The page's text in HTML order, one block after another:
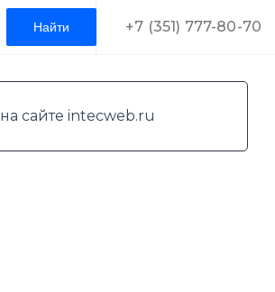
+7 (351) 777-80-70
на сайте intecweb.ru